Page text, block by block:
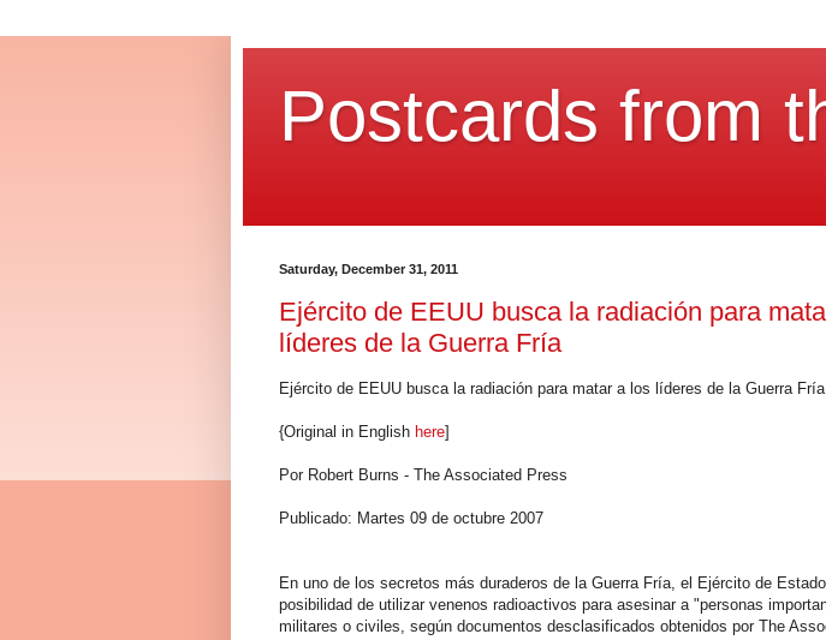
Postcards from
Saturday, December 31, 2011
Ejército de EEUU busca la radiación para
líderes de la Guerra Fría
Ejército de EEUU busca la radiación para matar a los líderes de la Guerra Fría
{Original in English here]
Por Robert Burns - The Associated Press
Publicado: Martes 09 de octubre 2007
En uno de los secretos más duraderos de la Guerra Fría, el Ejército de
posibilidad de utilizar venenos radioactivos para asesinar a "personas
militares o civiles, según documentos desclasificados obtenidos por The